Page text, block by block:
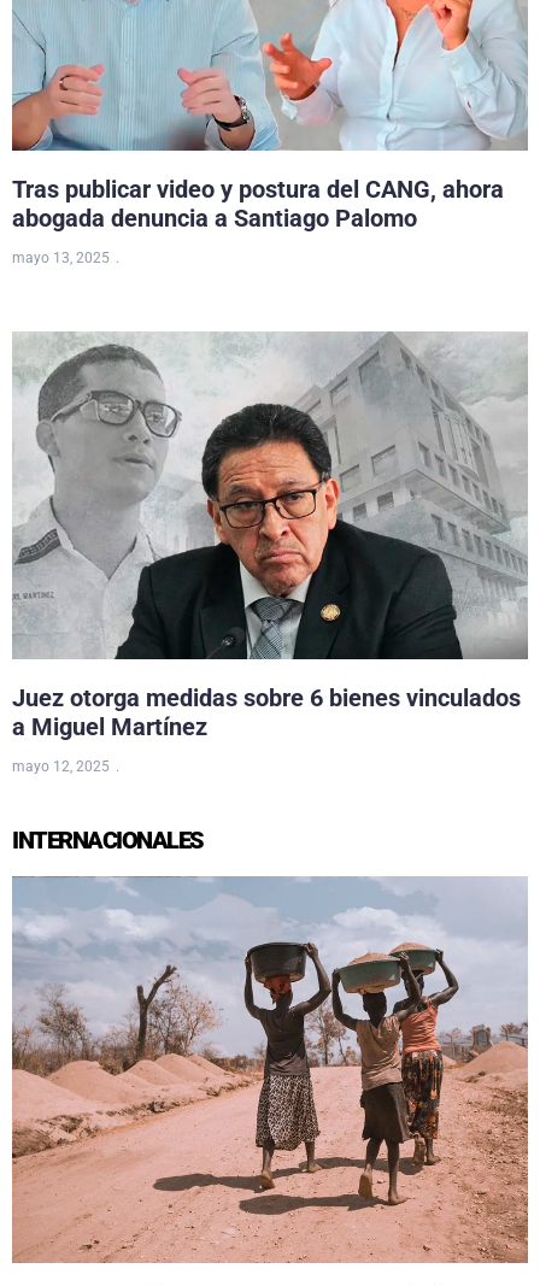
Tras publicar video y postura del CANG, ahora
abogada denuncia a Santiago Palomo
mayo 13, 2025
Juez otorga medidas sobre 6 bienes vinculados
a Miguel Martínez
mayo 12, 2025
INTERNACIONALES